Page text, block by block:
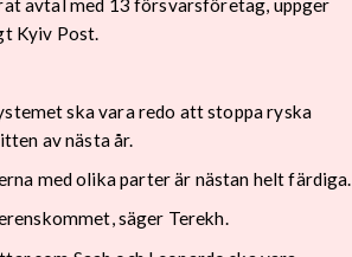
avtal med 13 försvarsföretag, uppger
Kyiv Post.
ska vara redo att stoppa ryska
av nästa år.
med olika parter är nästan helt färdiga.
säger Terekh.